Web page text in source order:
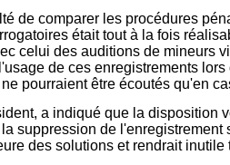
de comparer les procédures
était tout à la fois
celui des auditions de mineurs
de ces enregistrements
pourraient être écoutés qu'en
a indiqué que la
suppression de
des solutions et rendrait